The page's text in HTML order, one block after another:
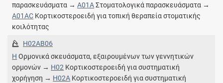
παρασκευάσματα →A01AΣτοματολογικά παρασκευάσματα →
A01AC Κορτικοστεροειδή για τοπική θεραπεία στοματικής
κοιλότητας
H02AB06
H Ορμονικά σκευάσματα, εξαιρουμένων των γεννητικών
ορμονών → H02 Κορτικοστεροειδή για συστηματική
χορήγηση → H02A Κορτικοστεροειδή για συστηματική